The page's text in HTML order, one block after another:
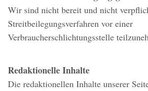
Wir sind nicht bereit und nicht
Streitbeilegungsverfahren vor einer
Verbraucherschlichtungsstelle
Redaktionelle Inhalte
Die redaktionellen Inhalte unserer